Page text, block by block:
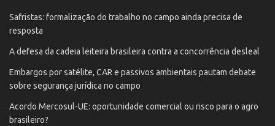
Safristas: formalização do trabalho no campo ainda precisa de
resposta
A defesa da cadeia leiteira brasileira contra a concorrência desleal
Embargos por satélite, CAR e passivos ambientais pautam debate
sobre segurança jurídica no campo
Acordo Mercosul-UE: oportunidade comercial ou risco para o agro
brasileiro?